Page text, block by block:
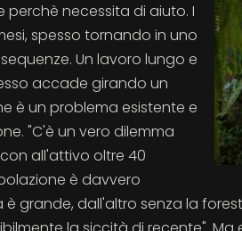
perchè necessita di aiuto. I
spesso tornando in uno
Un lavoro lungo e
accade girando un
è un problema esistente e
"C'è un vero dilemma
all'attivo oltre 40
è davvero
grande, dall'altro senza la